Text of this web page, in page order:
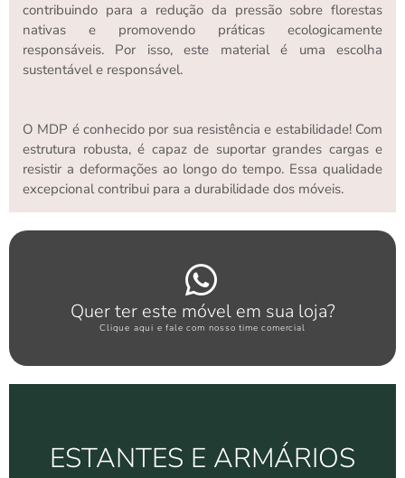
contribuindo para a redução da pressão sobre florestas
nativas e promovendo práticas ecologicamente
responsáveis. Por isso, este material é uma escolha
sustentável e responsável.
O MDP é conhecido por sua resistência e estabilidade! Com
estrutura robusta, é capaz de suportar grandes cargas e
resistir a deformações ao longo do tempo. Essa qualidade
excepcional contribui para a durabilidade dos móveis.
Quer ter este móvel em sua loja?
Clique aqui e fale com nosso time comercial
WHATSAPP ARTANY
Clique aqui
ESTANTES E ARMÁRIOS